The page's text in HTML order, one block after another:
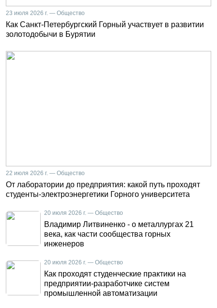
23 июля 2026 г. — Общество
Как Санкт-Петербургский Горный участвует в развитии
золотодобычи в Бурятии
22 июля 2026 г. — Общество
От лаборатории до предприятия: какой путь проходят
студенты-электроэнергетики Горного университета
20 июля 2026 г. — Общество
Владимир Литвиненко - о металлургах 21
века, как части сообщества горных
инженеров
20 июля 2026 г. — Общество
Как проходят студенческие практики на
предприятии-разработчике систем
промышленной автоматизации